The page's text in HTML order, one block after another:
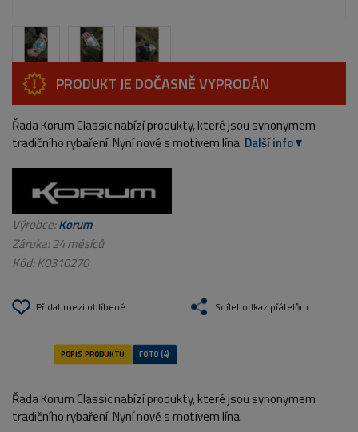
PRODUKT JE DOČASNĚ VYPRODÁN
Řada Korum Classic nabízí produkty, které jsou synonymem
tradičního rybaření. Nyní nově s motivem lína. Další info
Výrobce:Korum
Záruka: 24 měsíců
Kód:K0310270
Přidat mezi oblíbené Sdílet odkaz přátelům
Řada Korum Classic nabízí produkty, které jsou synonymem
tradičního rybaření. Nyní nově s motivem lína.